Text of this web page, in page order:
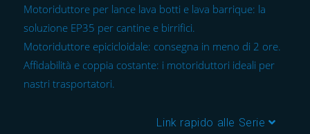
Motoriduttore per lance lava botti e lava barrique: la
soluzione EP35 per cantine e birrifici.
Motoriduttore epicicloidale: consegna in meno di 2 ore.
Affidabilità e coppia costante: i motoriduttori ideali per
nastri trasportatori.
Link rapido alle Serie